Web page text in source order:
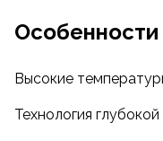
пешими прогулками.
Благодаря
удерживать напитки
холодными – в
вкусовые качества
Особенности
Высокие
Технология